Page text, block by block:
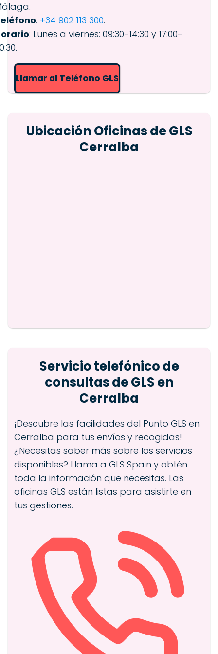
: +34 902 113 300.
: Lunes a viernes: 09:30-14:30 y 17:00-
Llamar al Teléfono GLS
Ubicación Oficinas de GLS
Cerralba
Servicio telefónico de
consultas de GLS en
Cerralba
¡Descubre las facilidades del Punto GLS en
Cerralba para tus envíos y recogidas!
¿Necesitas saber más sobre los servicios
disponibles? Llama a GLS Spain y obtén
toda la información que necesitas. Las
oficinas GLS están listas para asistirte en
tus gestiones.